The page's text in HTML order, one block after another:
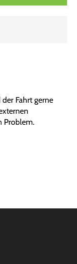
Fahrt gerne
Problem.